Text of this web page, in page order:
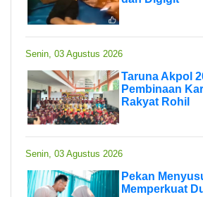
Senin, 03 Agustus 2026
Taruna Akpol
Pembinaan
Rakyat Rohil
Senin, 03 Agustus 2026
Pekan
Memperkuat